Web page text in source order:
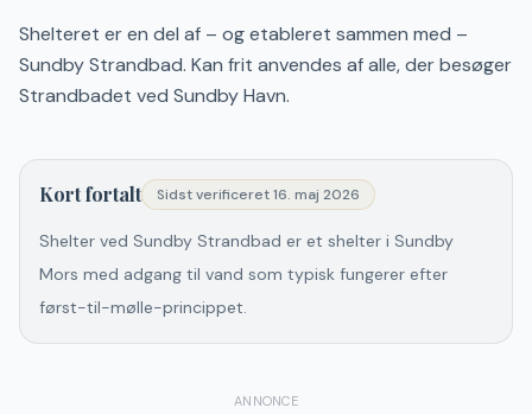
Shelteret er en del af – og etableret sammen med –
Sundby Strandbad. Kan frit anvendes af alle, der besøger
Strandbadet ved Sundby Havn.
Kort fortalt Sidst verificeret16. maj 2026
Shelter ved Sundby Strandbad er et shelter i Sundby
Mors med adgang til vand som typisk fungerer efter
først-til-mølle-princippet.
ANNONCE